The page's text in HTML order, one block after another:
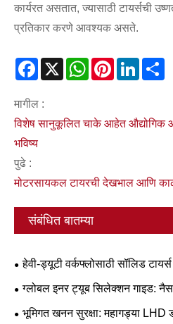
कार्यरत असतात, ज्यासाठी टायर्सची
प्रतिकार करणे आवश्यक असते.
Facebook
X WhatsAppPinterest
मागील :
विशेष सानुकूलित चाके आहेत औद्योगिक
भविष्य
पुढे :
मोटरसायकल टायरची देखभाल आणि
संबंधित बातम्या
हेवी-ड्यूटी वर्कफ्लोसाठी सॉलिड
ग्लोबल इनर ट्यूब सिलेक्शन गाइड:
लोकप्रिय आकार आणि परिस्थिती-
भूमिगत खनन सुरक्षा: महागड्या LHD